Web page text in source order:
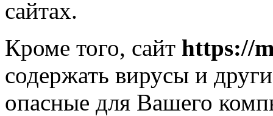
сайтах.
Кроме того, сайт https://
содержать вирусы и
опасные для Вашего